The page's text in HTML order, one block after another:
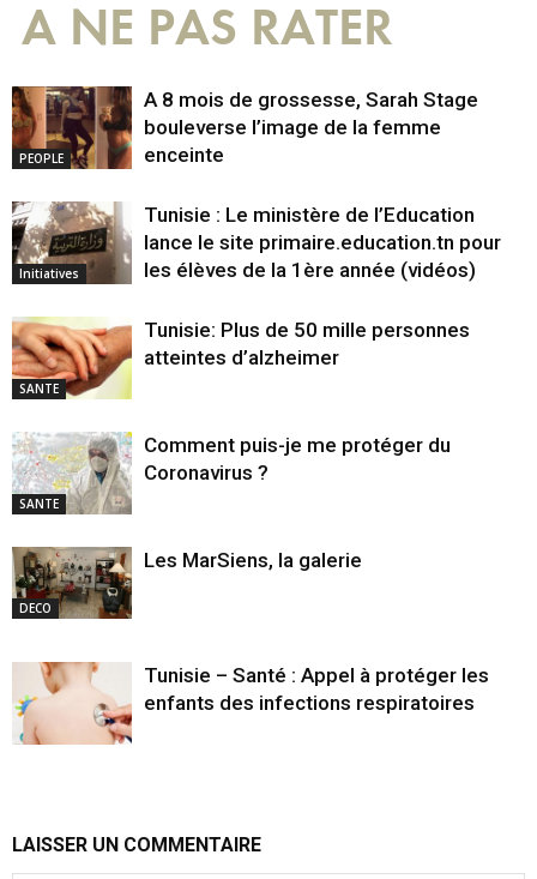
A NE PAS RATER
PEOPLE
A 8 mois de grossesse, Sarah Stage
bouleverse l’image de la femme
enceinte
Initiatives
Tunisie : Le ministère de l’Education
lance le site primaire.education.tn pour
les élèves de la 1ère année (vidéos)
SANTE
Tunisie: Plus de 50 mille personnes
atteintes d’alzheimer
SANTE
Comment puis-je me protéger du
Coronavirus ?
DECO
Les MarSiens, la galerie
Tunisie – Santé : Appel à protéger les
enfants des infections respiratoires
LAISSER UN COMMENTAIRE